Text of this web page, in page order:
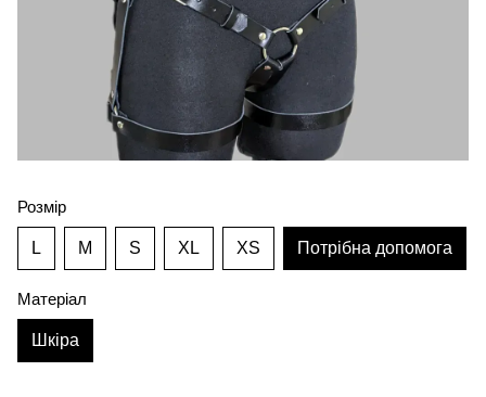
Розмір
L M S XL XS Потрібна допомога
Матеріал
Шкіра